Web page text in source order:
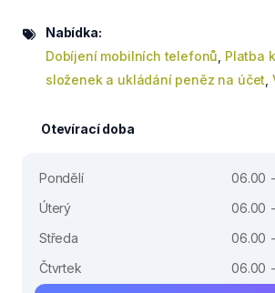
Nabídka:
Dobíjení mobilních telefonů Platba
složenek a ukládání peněz na účet
Otevírací doba
Pondělí
06.00
Úterý
06.00
Středa
06.00
Čtvrtek
06.00